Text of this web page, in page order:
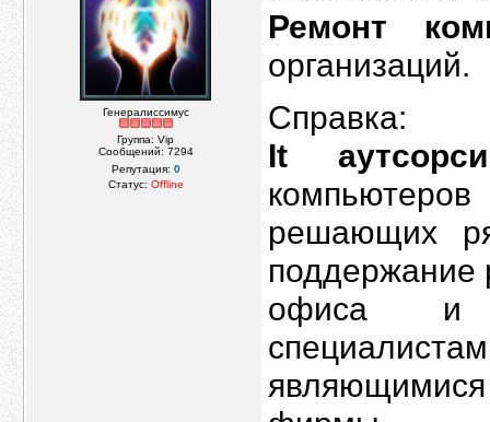
Генералиссимус
Группа: Vip
Сообщений: 7294
Репутация: 0
Статус: Offline
Ремонт
организаций.
Справка:
It
решающих
поддержание
офиса и